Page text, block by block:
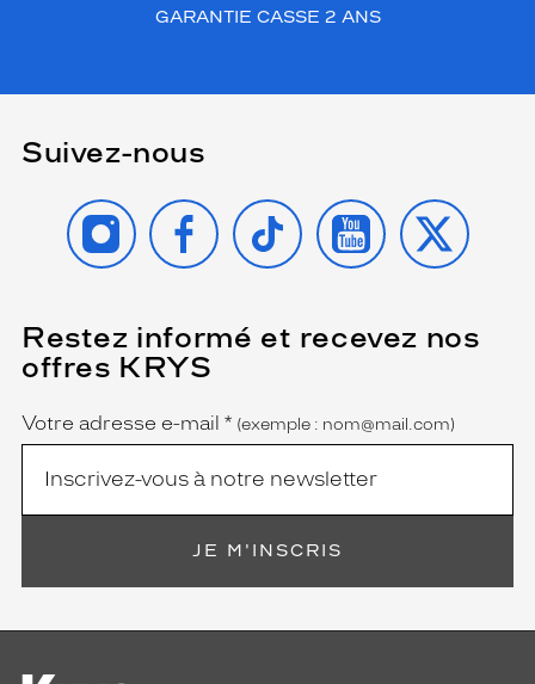
GARANTIE CASSE 2 ANS
Suivez-nous
INSTAGRAMFACEBOOK
TIKTOK YOUTUBE
X
Restez informé et recevez nos
offres KRYS
Name
Votre adresse e-mail *
(Ce
champ
est
obligatoire)
(exemple : nom@mail.com)
JE M'INSCRIS